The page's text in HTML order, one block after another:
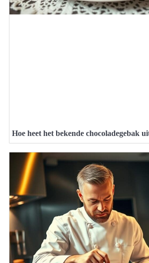
Hoe heet het bekende chocoladegebak